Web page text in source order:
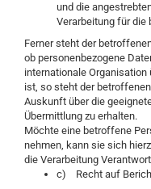
und die
Verarbeitung für die
Ferner steht der
ob personenbezogene
internationale Organisation
ist, so steht der
Auskunft über die
Übermittlung zu erhalten.
Möchte eine betroffene
nehmen, kann sie sich
die Verarbeitung
c) Recht auf